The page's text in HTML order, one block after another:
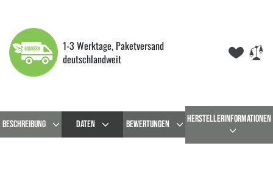
1-3 Werktage, Paketversand
deutschlandweit
BESCHREIBUNG DATEN BEWERTUNGEN HERSTELLERINFORMATIONEN